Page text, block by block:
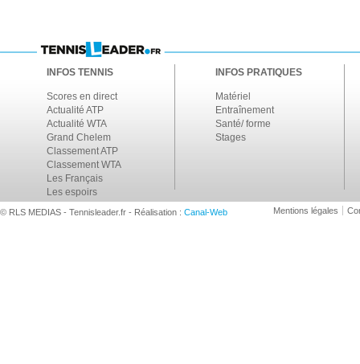
INFOS TENNIS
Scores en direct
Actualité ATP
Actualité WTA
Grand Chelem
Classement ATP
Classement WTA
Les Français
Les espoirs
INFOS PRATIQUES
Matériel
Entraînement
Santé/ forme
Stages
© RLS MEDIAS - Tennisleader.fr - Réalisation : Canal-Web Mentions légales